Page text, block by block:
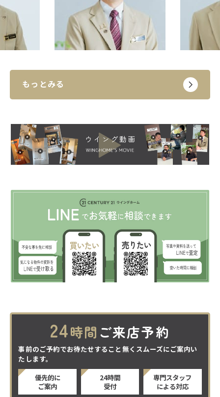
もっとみる
24時間 ご来店予約
事前のご予約でお待たせすること無くスムーズにご案内い
たします。
優先的に
ご案内
24時間
受付
専門スタッフ
による対応